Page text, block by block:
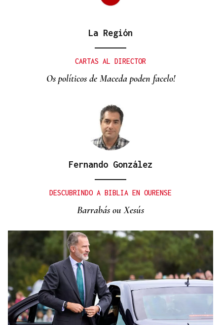
San Xoán de Río, el municipio ourensano que
inclusión rural
La Región
CARTAS AL DIRECTOR
Os políticos de Maceda poden facelo!
Fernando González
DESCUBRINDO A BIBLIA EN OURENSE
Barrabás ou Xesús